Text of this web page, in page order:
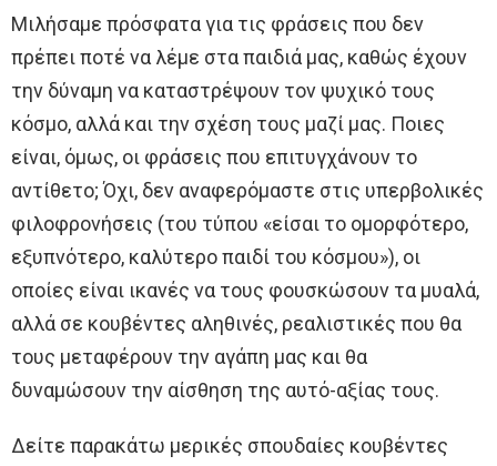
Μιλήσαμε πρόσφατα για τις φράσεις που δεν
πρέπει ποτέ να λέμε στα παιδιά μας, καθώς έχουν
την δύναμη να καταστρέψουν τον ψυχικό τους
κόσμο, αλλά και την σχέση τους μαζί μας. Ποιες
είναι, όμως, οι φράσεις που επιτυγχάνουν το
αντίθετο; Όχι, δεν αναφερόμαστε στις υπερβολικές
φιλοφρονήσεις (του τύπου «είσαι το ομορφότερο,
εξυπνότερο, καλύτερο παιδί του κόσμου»), οι
οποίες είναι ικανές να τους φουσκώσουν τα μυαλά,
αλλά σε κουβέντες αληθινές, ρεαλιστικές που θα
τους μεταφέρουν την αγάπη μας και θα
δυναμώσουν την αίσθηση της αυτό-αξίας τους.
Δείτε παρακάτω μερικές σπουδαίες κουβέντες